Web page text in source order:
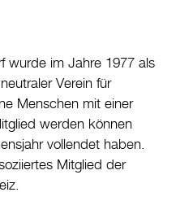
wurde im Jahre 1977 als
Verein für
Menschen mit einer
werden können
vollendet haben.